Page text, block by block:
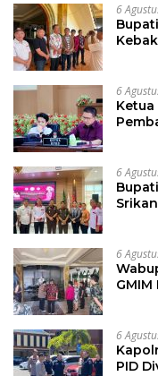
6
6
Ketua
6
6
6
PID